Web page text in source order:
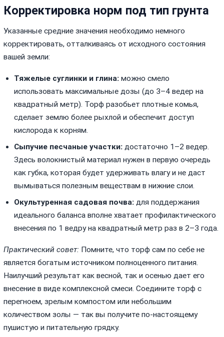
Корректировка норм под тип грунта
Указанные средние значения необходимо немного
корректировать, отталкиваясь от исходного состояния
вашей земли:
Тяжелые суглинки и глина:можно смело
использовать максимальные дозы (до 3–4 ведер на
квадратный метр). Торф разобьет плотные комья,
сделает землю более рыхлой и обеспечит доступ
кислорода к корням.
Сыпучие песчаные участки:достаточно 1–2 ведер.
Здесь волокнистый материал нужен в первую очередь
как губка, которая будет удерживать влагу и не даст
вымываться полезным веществам в нижние слои.
Окультуренная садовая почва:для поддержания
идеального баланса вполне хватает профилактического
внесения по 1 ведру на квадратный метр раз в 2–3 года.
Практический совет: Помните, что торф сам по себе не
является богатым источником полноценного питания.
Наилучший результат как весной, так и осенью дает его
внесение в виде комплексной смеси. Соедините торф с
перегноем, зрелым компостом или небольшим
количеством золы — так вы получите по-настоящему
пушистую и питательную грядку.